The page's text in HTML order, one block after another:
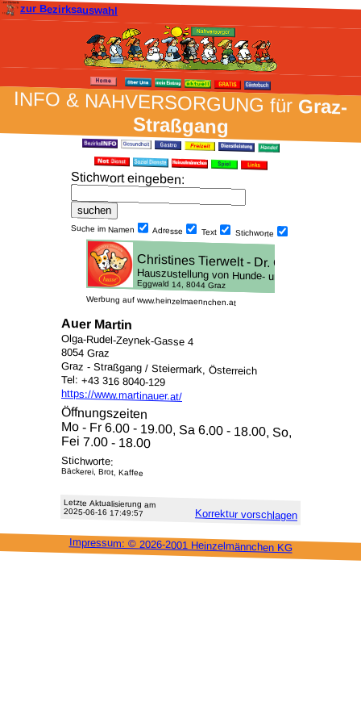
zur Bezirksauswahl
INFO & NAH­VER­SORG­UNG fürGraz-
Straßgang
Stich­wort ein­geben:
Suche im Namen Adresse Text Stich­worte
Werbung auf www.heinzelmaennchen.at
Auer Martin
Olga-Rudel-Zeynek-Gasse 4
8054 Graz
Graz - Straßgang / Steiermark, Österreich
Tel: +43 316 8040-129
https://www.martinauer.at/
Öffnungszeiten
Mo - Fr 6.00 - 19.00, Sa 6.00 - 18.00, So,
Fei 7.00 - 18.00
Stichworte:
Bäckerei, Brot, Kaffee
Letzte Aktu­alisie­rung am
2025-06-16 17:49:57 Korrektur vor­schlagen
Impressum: © 2026-2001 Heinzel­männchen KG